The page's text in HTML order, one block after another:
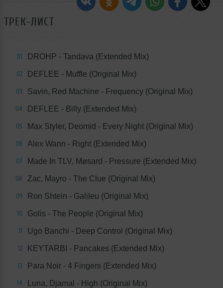
ТРЕК-ЛИСТ
01 DROHP - Tandava (Extended Mix)
02 DEFLEE - Muffle (Original Mix)
03 Savin, Red Machine - Frequency (Original Mix)
04 DEFLEE - Billy (Extended Mix)
05 Max Styler, Deomid - Every Night (Original Mix)
06 Alex Wann - Right (Extended Mix)
07 Made In TLV, Møsard - Pressure (Extended Mix)
08 Zac, Mayro - The Clue (Original Mix)
09 Ron Shtein - Galileu (Original Mix)
10 Golis - The People (Original Mix)
11 Ugo Banchi - Deep Control (Original Mix)
12 KEYTARBI - Pancakes (Extended Mix)
13 Para Noir - 4 Fingers (Extended Mix)
14 Luna, Djamal - High (Original Mix)